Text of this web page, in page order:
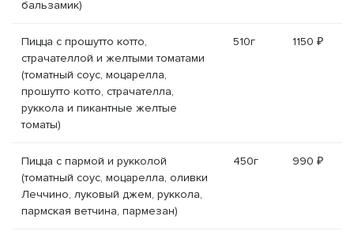
бальзамик)
Пицца с прошутто котто,
страчателлой и желтыми томатами
(томатный соус, моцарелла,
прошутто котто, страчателла,
руккола и пикантные желтые
томаты)
510г 1150 ₽
Пицца с пармой и рукколой
(томатный соус, моцарелла, оливки
Леччино, луковый джем, руккола,
пармская ветчина, пармезан)
450г 990 ₽